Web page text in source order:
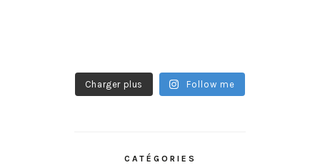
Charger plus Follow me
CATÉGORIES